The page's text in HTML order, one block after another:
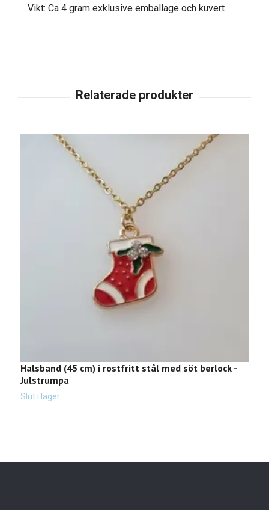
Vikt: Ca 4 gram exklusive emballage och kuvert
Halsband (45 cm) i rostfritt stål med söt berlock -
Julstrumpa
Slut i lager